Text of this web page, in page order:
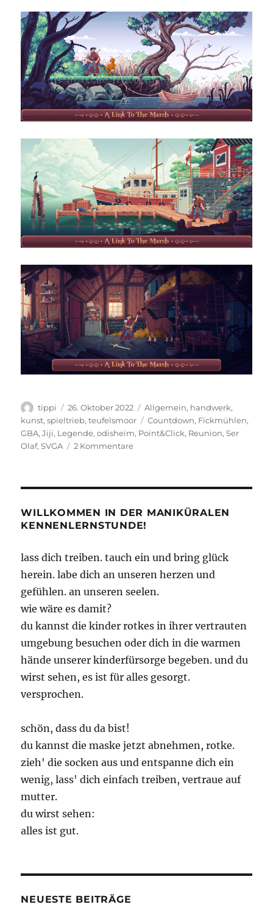
Autor
tippi
Veröffentlicht
am
26. Oktober 2022 Kategorien
Allgemein, handwerk,
kunst,spieltrieb,teufelsmoor Schlagwörter
Countdown, Fickmühlen,
GBA,Jiji, Legende,odisheim, Point&Click, Reunion,Ser
Olaf,SVGA 2 Kommentarezu
WILLKOMMEN IN DER MANIKÜRALEN
KENNENLERNSTUNDE!
lass dich treiben. tauch ein und bring glück
herein. labe dich an unseren herzen und
gefühlen. an unseren seelen.
wie wäre es damit?
du kannst die kinder rotkes in ihrer vertrauten
umgebung besuchen oder dich in die warmen
hände unserer kinderfürsorge begeben. und du
wirst sehen, es ist für alles gesorgt.
versprochen.
schön, dass du da bist!
du kannst die maske jetzt abnehmen, rotke.
zieh' die socken aus und entspanne dich ein
wenig, lass' dich einfach treiben, vertraue auf
mutter.
du wirst sehen:
alles ist gut.
NEUESTE BEITRÄGE